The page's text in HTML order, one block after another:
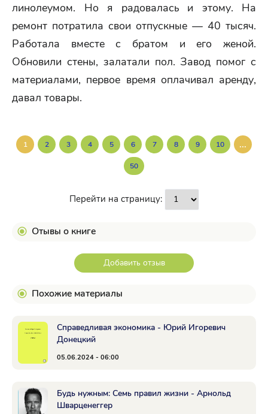
линолеумом. Но я радовалась и этому. На
ремонт потратила свои отпускные — 40 тысяч.
Работала вместе с братом и его женой.
Обновили стены, залатали пол. Завод помог с
материалами, первое время оплачивал аренду,
давал товары.
1 2 3 4 5 6 7 8 9 10 ...
50
Перейти на страницу:
Отывы о книге
Добавить отзыв
Похожие материалы
Справедливая экономика - Юрий Игоревич
Донецкий
05.06.2024 - 06:00
Будь нужным: Семь правил жизни - Арнольд
Шварценеггер